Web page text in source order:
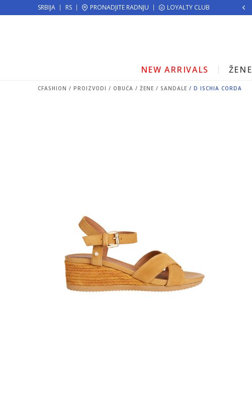
SRBIJA RS PRONADJITE RADNJU LOYALTY CLUB
MOGUĆNOST ISPORUKE ZA 24H!
NEW ARRIVALS ŽENE
CFASHION PROIZVODI OBUĆA ŽENE SANDALE D ISCHIA CORDA